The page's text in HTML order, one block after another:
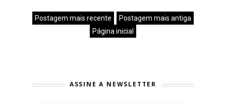
Postagem mais recente
Postagem mais antiga
Página inicial
ASSINE A NEWSLETTER